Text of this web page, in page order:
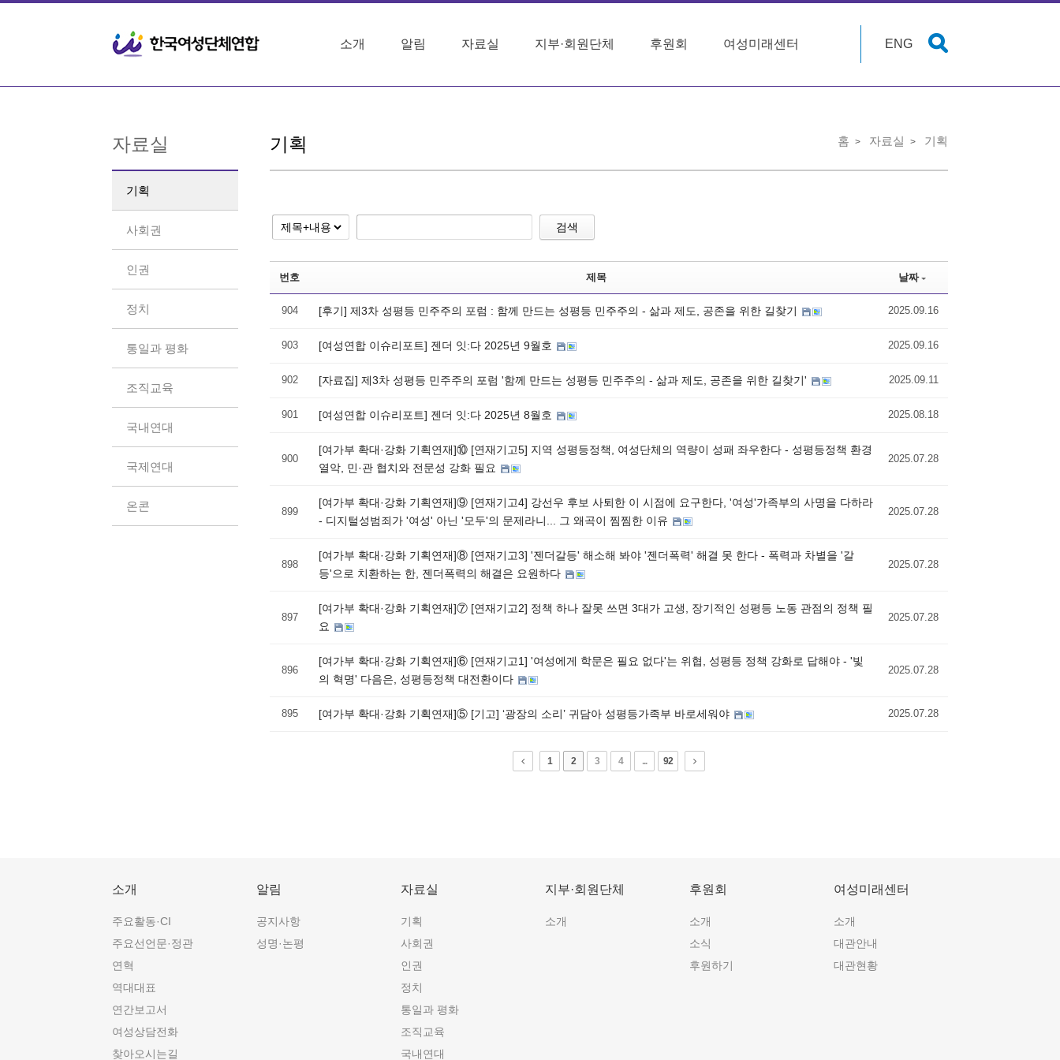
소개 알림 자료실 지부·회원단체 후원회 여성미래센터 ENG
자료실
기획
사회권
인권
정치
통일과 평화
조직교육
국내연대
국제연대
온콘
기획 홈 자료실 기획
검색
번호 제목 날짜
904 [후기] 제3차 성평등 민주주의 포럼 : 함께 만드는 성평등 민주주의 - 삶과 제도, 공존을 위한 길찾기 2025.09.16
903 [여성연합 이슈리포트] 젠더 잇:다 2025년 9월호 2025.09.16
902 [자료집] 제3차 성평등 민주주의 포럼 '함께 만드는 성평등 민주주의 - 삶과 제도, 공존을 위한 길찾기' 2025.09.11
901 [여성연합 이슈리포트] 젠더 잇:다 2025년 8월호 2025.08.18
900
[여가부 확대·강화 기획연재]⑩ [연재기고5] 지역 성평등정책, 여성단체의 역량이 성패 좌우한다 - 성평등정책 환경
열악, 민·관 협치와 전문성 강화 필요
2025.07.28
899
[여가부 확대·강화 기획연재]⑨ [연재기고4] 강선우 후보 사퇴한 이 시점에 요구한다, '여성'가족부의 사명을 다하라
- 디지털성범죄가 '여성' 아닌 '모두'의 문제라니... 그 왜곡이 찜찜한 이유
2025.07.28
898
[여가부 확대·강화 기획연재]⑧ [연재기고3] '젠더갈등' 해소해 봐야 '젠더폭력' 해결 못 한다 - 폭력과 차별을 '갈
등'으로 치환하는 한, 젠더폭력의 해결은 요원하다
2025.07.28
897
[여가부 확대·강화 기획연재]⑦ [연재기고2] 정책 하나 잘못 쓰면 3대가 고생, 장기적인 성평등 노동 관점의 정책 필
요
2025.07.28
896
[여가부 확대·강화 기획연재]⑥ [연재기고1] '여성에게 학문은 필요 없다'는 위협, 성평등 정책 강화로 답해야 - '빛
의 혁명' 다음은, 성평등정책 대전환이다
2025.07.28
895 [여가부 확대·강화 기획연재]⑤ [기고] ‘광장의 소리’ 귀담아 성평등가족부 바로세워야 2025.07.28
1 2 3 4 ... 92
소개
주요활동·CI
주요선언문·정관
연혁
역대대표
연간보고서
여성상담전화
찾아오시는길
알림
공지사항
성명·논평
자료실
기획
사회권
인권
정치
통일과 평화
조직교육
국내연대
지부·회원단체
소개
후원회
소개
소식
후원하기
여성미래센터
소개
대관안내
대관현황